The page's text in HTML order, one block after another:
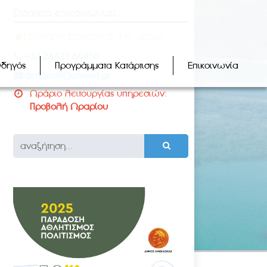
Προγράμματα Κατάρτισης Επικοινωνία
+30 26423 60450
dimamfil@otenet.gr
Ωράριο λειτουργίας υπηρεσιών:
Προβολή Ωραρίου